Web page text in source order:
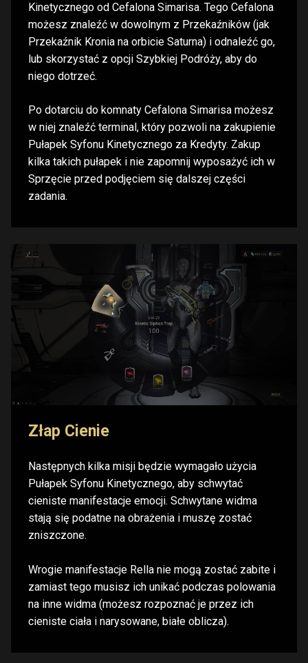
Kinetycznego od Cefalona Simarisa. Tego Cefalona
możesz znaleźć w dowolnym z Przekaźników (jak
Przekaźnik Kronia na orbicie Saturna) i odnaleźć go,
lub skorzystać z opcji Szybkiej Podróży, aby do
niego dotrzeć.
Po dotarciu do komnaty Cefalona Simarisa możesz
w niej znaleźć terminal, który pozwoli na zakupienie
Pułapek Syfonu Kinetycznego za Kredyty. Zakup
kilka takich pułapek i nie zapomnij wyposażyć ich w
Sprzęcie przed podjęciem się dalszej części
zadania.
Złap Cienie
Następnych kilka misji będzie wymagało użycia
Pułapek Syfonu Kinetycznego, aby schwytać
cieniste manifestacje emocji. Schwytane widma
stają się podatne na obrażenia i muszę zostać
zniszczone.
Wrogie manifestacje Rella nie mogą zostać zabite i
zamiast tego musisz ich unikać podczas polowania
na inne widma (możesz rozpoznać je przez ich
cieniste ciała i narysowane, białe oblicza).